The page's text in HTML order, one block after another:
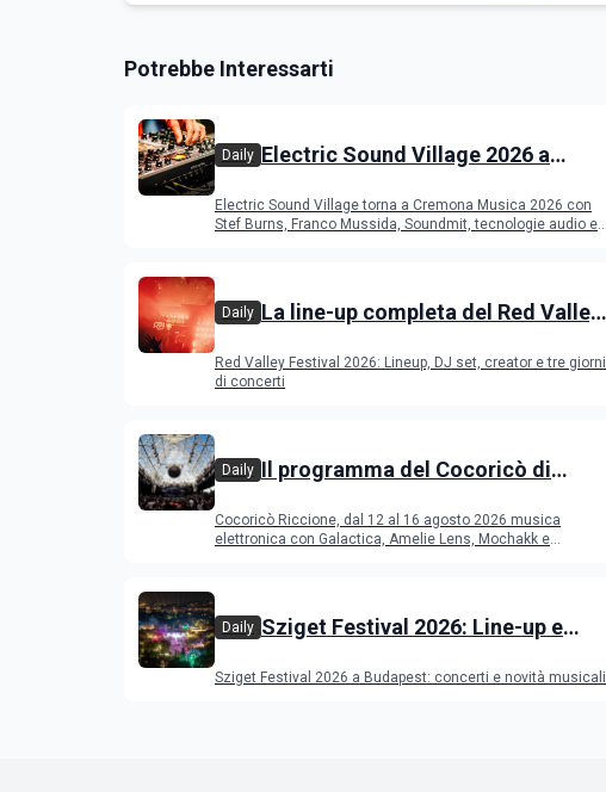
Potrebbe Interessarti
Daily Electric Sound Village 2026 a
Young Band Contest, il programma
Electric Sound Village torna a Cremona Musica 2026 con
Stef Burns, Franco Mussida, Soundmit, tecnologie audio e
Daily La line-up completa del Red Valley
Red Valley Festival 2026: Lineup, DJ set, creator e tre giorni
di concerti
Daily Il programma del Cocoricò di
Cocoricò Riccione, dal 12 al 16 agosto 2026 musica
elettronica con Galactica, Amelie Lens, Mochakk e
Daily Sziget Festival 2026: Line-up e
Sziget Festival 2026 a Budapest: concerti e novità musicali